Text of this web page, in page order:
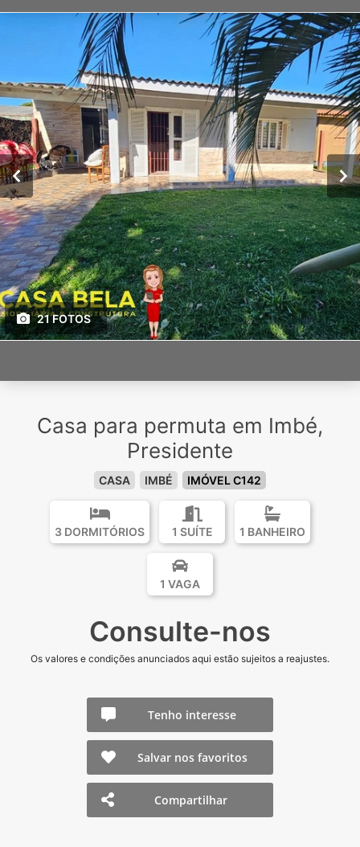
21 FOTOS
Casa para permuta em Imbé,
Presidente
CASA IMBÉ IMÓVEL C142
3 DORMITÓRIOS 1 SUÍTE 1 BANHEIRO
1 VAGA
Consulte-nos
Os valores e condições anunciados aqui estão sujeitos a reajustes.
Tenho interesse
Salvar nos favoritos
Compartilhar